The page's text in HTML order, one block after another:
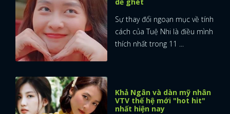
Sự thay đổi ngoạn mục về tính
cách của Tuệ Nhi là điều mình
thích nhất trong 11 ...
Khả Ngân và dàn mỹ nhân
VTV thế hệ mới "hot hit"
nhất hiện nay